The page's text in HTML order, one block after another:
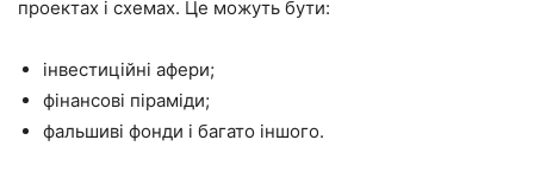
проектах і схемах. Це можуть бути:
інвестиційні афери;
фінансові піраміди;
фальшиві фонди і багато іншого.